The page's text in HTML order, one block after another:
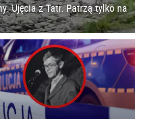
Ujęcia z Tatr. Patrzą tylko na